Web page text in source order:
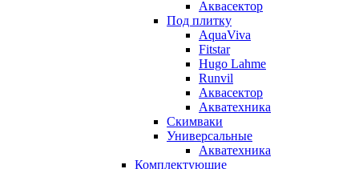
Аквасектор
Под плитку
AquaViva
Fitstar
Hugo Lahme
Runvil
Аквасектор
Акватехника
Скимваки
Универсальные
Акватехника
Комплектующие